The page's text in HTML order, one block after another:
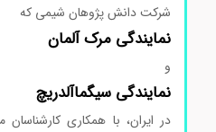
شرکت دانش پژوهان شیمی که
نمایندگیمرکآلمان
نمایندگیسیگماآلدریچ
در ایران، با همکاری